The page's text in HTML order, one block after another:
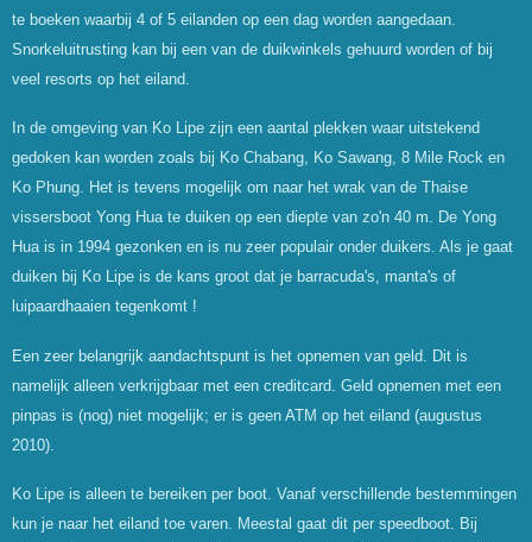
te boeken waarbij 4 of 5 eilanden op een dag worden aangedaan.
Snorkeluitrusting kan bij een van de duikwinkels gehuurd worden of bij
veel resorts op het eiland.
In de omgeving van Ko Lipe zijn een aantal plekken waar uitstekend
gedoken kan worden zoals bij Ko Chabang, Ko Sawang, 8 Mile Rock en
Ko Phung. Het is tevens mogelijk om naar het wrak van de Thaise
vissersboot Yong Hua te duiken op een diepte van zo'n 40 m. De Yong
Hua is in 1994 gezonken en is nu zeer populair onder duikers. Als je gaat
duiken bij Ko Lipe is de kans groot dat je barracuda's, manta's of
luipaardhaaien tegenkomt !
Een zeer belangrijk aandachtspunt is het opnemen van geld. Dit is
namelijk alleen verkrijgbaar met een creditcard. Geld opnemen met een
pinpas is (nog) niet mogelijk; er is geen ATM op het eiland (augustus
2010).
Ko Lipe is alleen te bereiken per boot. Vanaf verschillende bestemmingen
kun je naar het eiland toe varen. Meestal gaat dit per speedboot. Bij